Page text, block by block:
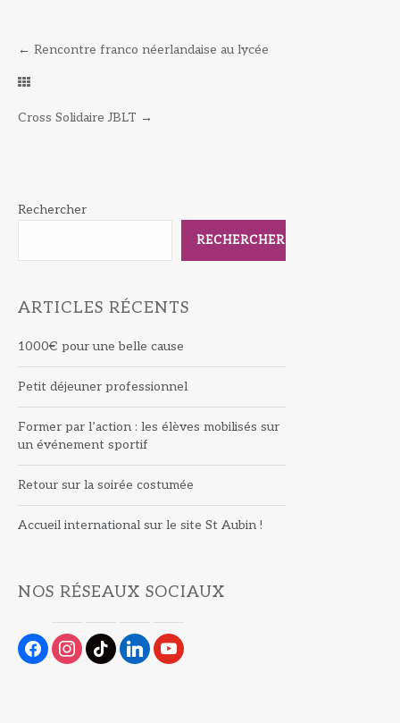
← Rencontre franco néerlandaise au lycée
Cross Solidaire JBLT →
Rechercher
RECHERCHER
ARTICLES RÉCENTS
1000€ pour une belle cause
Petit déjeuner professionnel
Former par l’action : les élèves mobilisés sur
un événement sportif
Retour sur la soirée costumée
Accueil international sur le site St Aubin !
NOS RÉSEAUX SOCIAUX
facebookinstagram
tiktoklinkedinyoutube